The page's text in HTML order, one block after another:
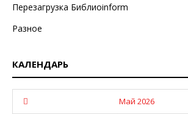
Перезагрузка Библиоinform
Разное
КАЛЕНДАРЬ
Май 2026